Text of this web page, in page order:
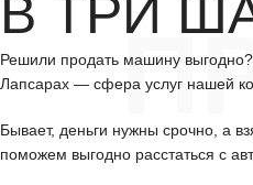
В ТРИ
Решили продать машину
Лапсарах — сфера услуг нашей
Бывает, деньги нужны срочно, а
поможем выгодно расстаться с